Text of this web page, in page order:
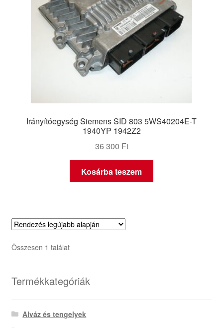
Irányítóegység Siemens SID 803 5WS40204E-T
1940YP 1942Z2
36 300 Ft
Kosárba teszem
Összesen 1 találat
Termékkategóriák
Alváz és tengelyek